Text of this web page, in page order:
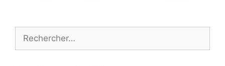
Rechercher :